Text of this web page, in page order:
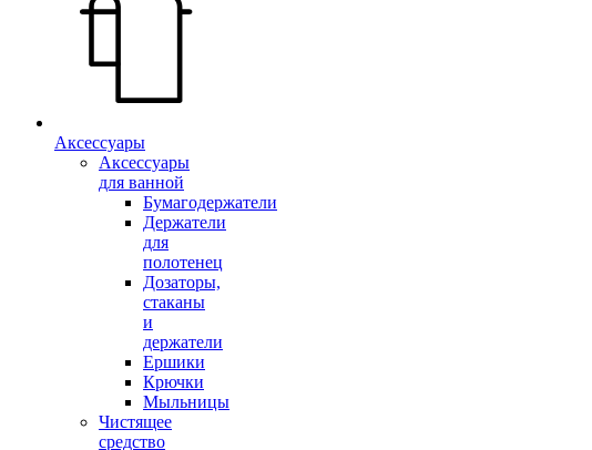
Аксессуары
Аксессуары
для ванной
Бумагодержатели
Держатели
для
полотенец
Дозаторы,
стаканы
и
держатели
Ершики
Крючки
Мыльницы
Чистящее
средство